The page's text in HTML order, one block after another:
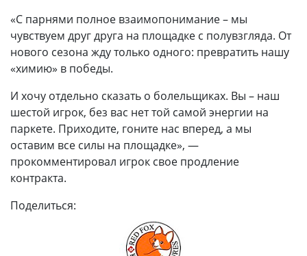
«С парнями полное взаимопонимание – мы
чувствуем друг друга на площадке с полувзгляда. От
нового сезона жду только одного: превратить нашу
«химию» в победы.
И хочу отдельно сказать о болельщиках. Вы – наш
шестой игрок, без вас нет той самой энергии на
паркете. Приходите, гоните нас вперед, а мы
оставим все силы на площадке», —
прокомментировал игрок свое продление
контракта.
Поделиться: